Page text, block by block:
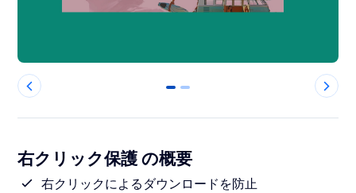
0 1
右クリック保護 の概要
右クリックによるダウンロードを防止